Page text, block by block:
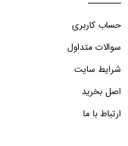
حساب کاربری
سوالات متداول
شرایط سایت
اصل بخرید
ارتباط با ما